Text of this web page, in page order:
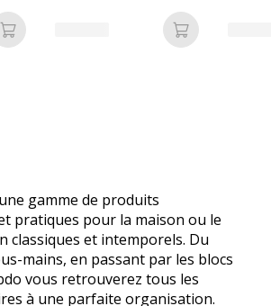
Ajouter au panier Ajouter au
gamme de produits
pratiques pour la maison ou le
classiques et intemporels. Du
mains, en passant par les blocs
vous retrouverez tous les
à une parfaite organisation.